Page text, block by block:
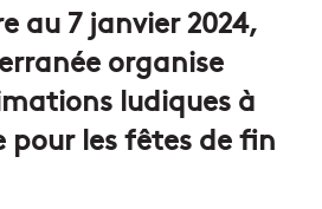
au 7 janvier 2024,
organise
ludiques à
pour les fêtes de fin